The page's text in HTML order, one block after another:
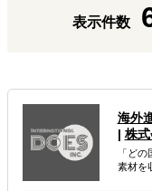
表示件数
海外
| 株
「ど
素材を